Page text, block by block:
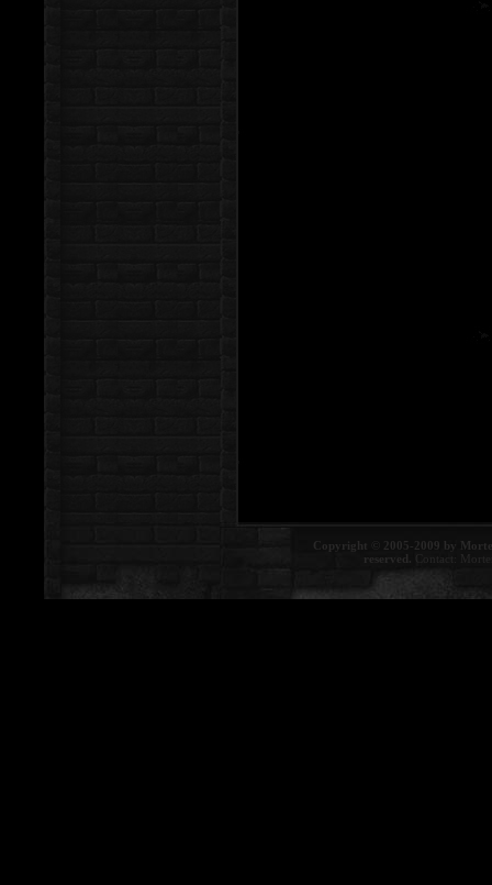
Copyright © 2005-2009 by
reserved. Contact: